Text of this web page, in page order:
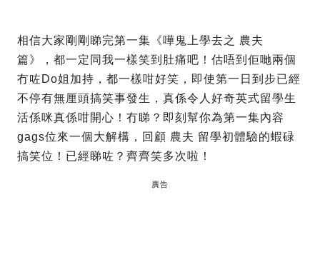
相信大家剛剛睇完第一集《嘩鬼上學去之 農夫
篇》，都一定同我一樣笑到肚痛吧！估唔到佢哋兩個
冇咗Do姐加持，都一樣咁好笑，即使第一日到步已經
不停有無厘頭搞笑事發生，真係令人好奇英式留學生
活係咪真係咁開心！冇睇？即刻幫你為第一集內容
gags位來一個大解構，回顧 農夫 留學初體驗的蝦碌
搞笑位！已經睇咗？齊齊笑多次啦！
廣告